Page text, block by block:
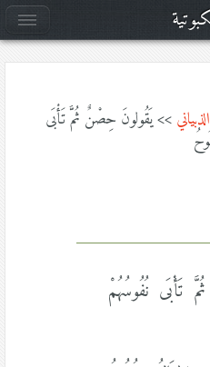
>> يَقُولونَ حِصْنٌ ثُمَّ تَأْبَى
تَأْبَى نُفُوسُهُمْ